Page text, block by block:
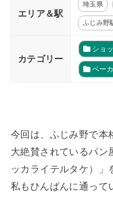
エリア＆駅
埼玉県
ふじみ野
カテゴリー
ショ
ベー
今回は、ふじみ野で本
大絶賛されているパン
ッカライテルタケ）」
私もひんぱんに通って